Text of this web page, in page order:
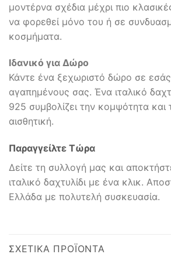
μοντέρνα σχέδια μέχρι πιο
να φορεθεί μόνο του ή σε
κοσμήματα.
Ιδανικό για Δώρο
Κάντε ένα ξεχωριστό δώρο σε
αγαπημένους σας. Ένα ιταλικό
925 συμβολίζει την κομψότητα και
αισθητική.
Παραγγείλτε Τώρα
Δείτε τη συλλογή μας και
ιταλικό δαχτυλίδι με ένα κλικ.
Ελλάδα με πολυτελή συσκευασία.
ΣΧΕΤΙΚΆ ΠΡΟΪΌΝΤΑ